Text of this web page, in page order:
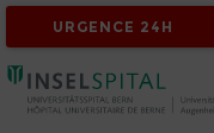
URGENCE 24H